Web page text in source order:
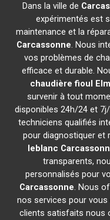
Dans la ville de
expérimentés est
maintenance et la
Carcassonne. Nous
vos problèmes de
efficace et durable.
chaudière fioul
survenir à tout
disponibles 24h/24 et
techniciens qualifiés
pour diagnostiquer et
leblanc
transparents,
personnalisés pour
Carcassonne. Nous
nos services pour
clients satisfaits nous